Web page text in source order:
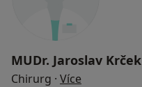
MUDr. Jaroslav Krček
Chirurg · Více